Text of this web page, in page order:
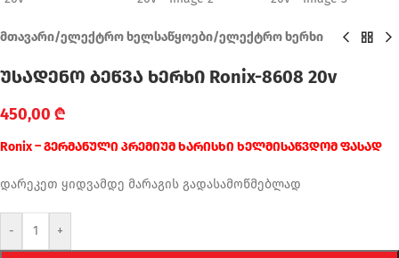
მთავარი/ელექტრო ხელსაწყოები/ელექტრო ხერხი
უსადენო ბეწვა ხერხი Ronix-8608 20v
450,00 ₾
Ronix – გერმანული პრემიუმ ხარისხი ხელმისაწვდომ ფასად
დარეკეთ ყიდვამდე მარაგის გადასამოწმებლად
- +